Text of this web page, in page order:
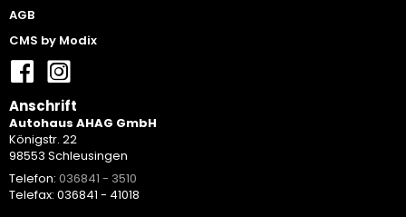
AGB
CMS by Modix
Anschrift
Autohaus AHAG GmbH
Königstr. 22
98553 Schleusingen
Telefon: 036841 - 3510
Telefax: 036841 - 41018